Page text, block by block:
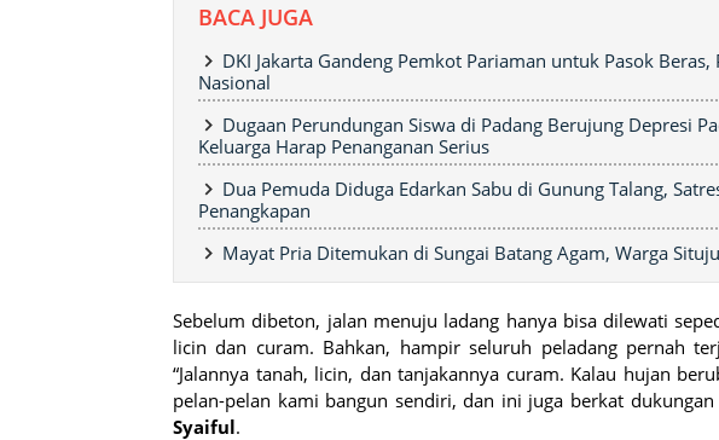
BACA JUGA
DKI Jakarta Gandeng Pemkot Pariaman untuk Pasok
Nasional
Dugaan Perundungan Siswa di Padang Berujung Depresi
Keluarga Harap Penanganan Serius
Dua Pemuda Diduga Edarkan Sabu di Gunung Talang,
Penangkapan
Mayat Pria Ditemukan di Sungai Batang Agam, Warga
Sebelum dibeton, jalan menuju ladang hanya bisa dilewati
licin dan curam. Bahkan, hampir seluruh peladang pernah
“Jalannya tanah, licin, dan tanjakannya curam. Kalau hujan
pelan-pelan kami bangun sendiri, dan ini juga berkat dukungan
Syaiful.